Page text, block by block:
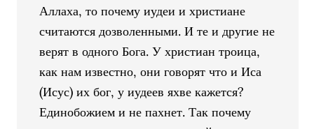
Аллаха, то почему иудеи и христиане
считаются дозволенными. И те и другие не
верят в одного Бога. У христиан троица,
как нам известно, они говорят что и Иса
(Исус) их бог, у иудеев яхве кажется?
Единобожием и не пахнет. Так почему